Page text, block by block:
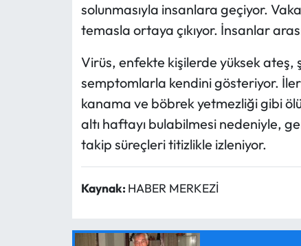
solunmasıyla insanlara geçiyor.
temasla ortaya çıkıyor. İnsanlar
Virüs, enfekte kişilerde yüksek ateş,
semptomlarla kendini gösteriyor.
kanama ve böbrek yetmezliği gibi
altı haftayı bulabilmesi nedeniyle,
takip süreçleri titizlikle izleniyor.
Kaynak: HABER MERKEZİ